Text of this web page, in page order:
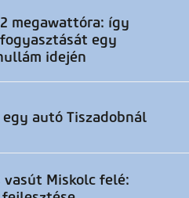
megawattóra: így
egy
idején
autó Tiszadobnál
Miskolc felé: